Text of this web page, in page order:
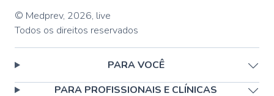
© Medprev, 2026, live
Todos os direitos reservados
PARA VOCÊ
PARA PROFISSIONAIS E CLÍNICAS